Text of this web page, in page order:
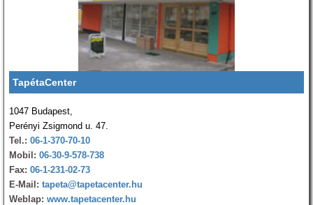
TapétaCenter
1047 Budapest,
Perényi Zsigmond u. 47.
Tel.: 06-1-370-70-10
Mobil: 06-30-9-578-738
Fax: 06-1-231-02-73
E-Mail: tapeta@tapetacenter.hu
Weblap: www.tapetacenter.hu